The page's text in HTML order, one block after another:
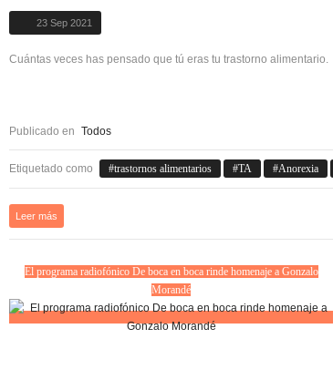
23 Sep 2021
Cuántas veces has pensado que tú eras tu trastorno alimentario.
Publicado en Todos
Etiquetado como trastornos alimentarios TA Anorexia
Leer más
El programa radiofónico De boca en boca rinde homenaje a Gonzalo
Morandé